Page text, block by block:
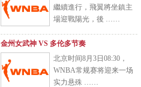
繼續進行，飛翼將坐鎮主
場迎戰陽光，後 ……
金州女武神 VS 多伦多节奏
北京时间8月3日08:30，
WNBA常规赛将迎来一场
实力悬殊 ……